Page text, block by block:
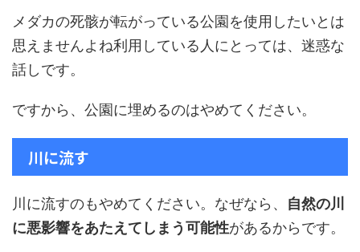
メダカの死骸が転がっている公園を使用したいとは
思えませんよね利用している人にとっては、迷惑な
話しです。
ですから、公園に埋めるのはやめてください。
川に流す
川に流すのもやめてください。なぜなら、 自然の川
に悪影響をあたえてしまう可能性があるからです。